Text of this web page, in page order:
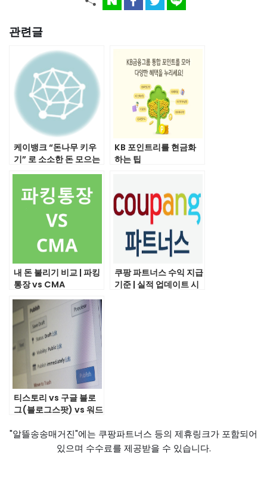
관련글
케이뱅크 “돈나무 키우
기” 로 소소한 돈 모으는
방법
KB 포인트리를 현금화
하는 팁
내 돈 불리기 비교 | 파킹
통장 vs CMA
쿠팡 파트너스 수익 지급
기준 | 실적 업데이트 시
티스토리 vs 구글 블로
그(블로그스팟) vs 워드
"알뜰송송매거진"에는 쿠팡파트너스 등의 제휴링크가 포함되어
있으며 수수료를 제공받을 수 있습니다.